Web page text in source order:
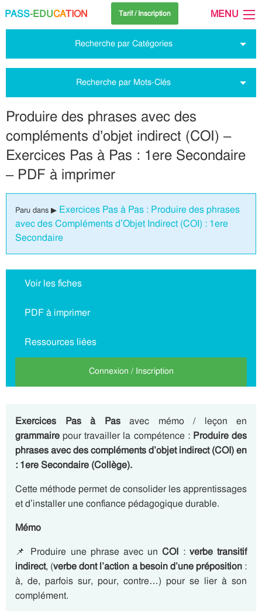
PASS-EDUCATION Tarif / Inscription MENU
Recherche par Catégories
Recherche par Mots-Clés
Produire des phrases avec des
compléments d’objet indirect (COI) –
Exercices Pas à Pas : 1ere Secondaire
– PDF à imprimer
Paru dans ▶ Exercices Pas à Pas : Produire des phrases
avec des Compléments d’Objet Indirect (COI) : 1ere
Secondaire
Voir les fiches
PDF à imprimer
Ressources liées
Connexion / Inscription
Exercices Pas à Pasavec mémo / leçon en
grammairepour travailler la compétence :Produire des
phrases avec des compléments d’objet indirect (COI) en
: 1ere Secondaire (Collège).
Cette méthode permet de consolider les apprentissages
et d’installer une confiance pédagogique durable.
Mémo
📌 Produire une phrase avec unCOI : verbe transitif
indirect, (verbe dont l’action a besoin d’une préposition:
à, de, parfois sur, pour, contre…) pour se lier à son
complément.